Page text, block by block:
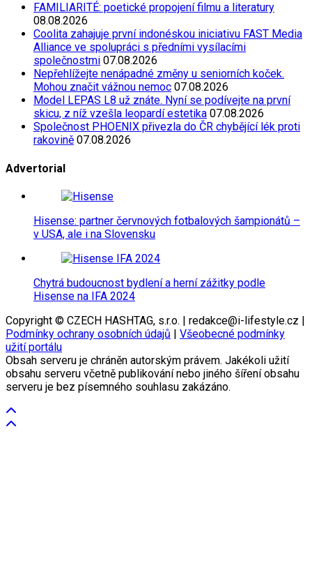
FAMILIARITÉ: poetické propojení filmu a literatury
08.08.2026
Coolita zahajuje první indonéskou iniciativu FAST Media
Alliance ve spolupráci s předními vysílacími
společnostmi 07.08.2026
Nepřehlížejte nenápadné změny u seniorních koček.
Mohou značit vážnou nemoc 07.08.2026
Model LEPAS L8 už znáte. Nyní se podívejte na první
skicu, z níž vzešla leopardí estetika 07.08.2026
Společnost PHOENIX přivezla do ČR chybějící lék proti
rakovině 07.08.2026
Advertorial
Hisense: partner červnových fotbalových šampionátů –
v USA, ale i na Slovensku
Chytrá budoucnost bydlení a herní zážitky podle
Hisense na IFA 2024
Copyright © CZECH HASHTAG, s.r.o. | redakce@i-lifestyle.cz |
Podmínky ochrany osobních údajů | Všeobecné podmínky
užití portálu
Obsah serveru je chráněn autorským právem. Jakékoli užití
obsahu serveru včetně publikování nebo jiného šíření obsahu
serveru je bez písemného souhlasu zakázáno.